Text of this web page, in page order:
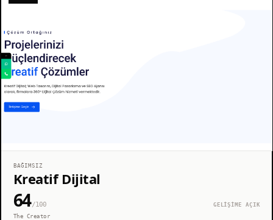
BAĞIMSIZ
Kreatif Dijital
64/100
GELİŞİME AÇIK
The Creator